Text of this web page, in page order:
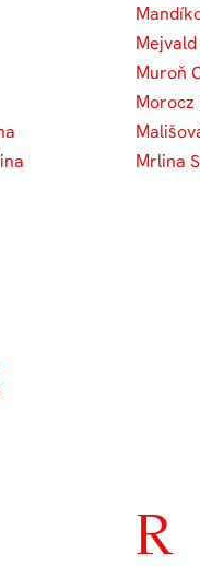
Muroň
Morocz
Mrlina
R